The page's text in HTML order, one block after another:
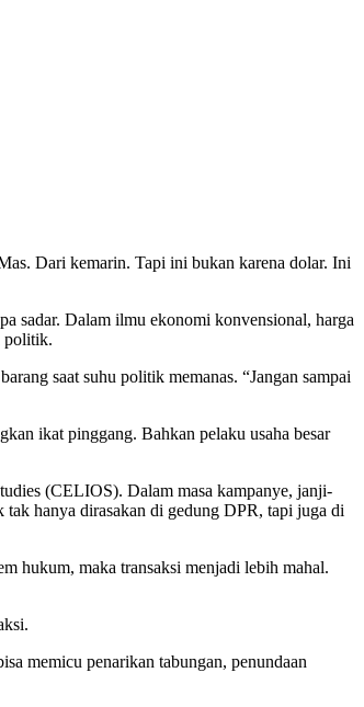
Dari kemarin. Tapi ini bukan karena dolar. Ini
sadar. Dalam ilmu ekonomi konvensional, harga
politik.
saat suhu politik memanas. “Jangan sampai
ikat pinggang. Bahkan pelaku usaha besar
(CELIOS). Dalam masa kampanye, janji-
tak hanya dirasakan di gedung DPR, tapi juga di
hukum, maka transaksi menjadi lebih mahal.
memicu penarikan tabungan, penundaan